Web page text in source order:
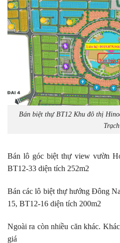
Bán biệt thự BT12 Khu đô thị
Trạch
Bán lô góc biệt thự view vườn
BT12-33 diện tích 252m2
Bán các lô biệt thự hướng Đông
15, BT12-16 diện tích 200m2
Ngoài ra còn nhiều căn khác.
giá